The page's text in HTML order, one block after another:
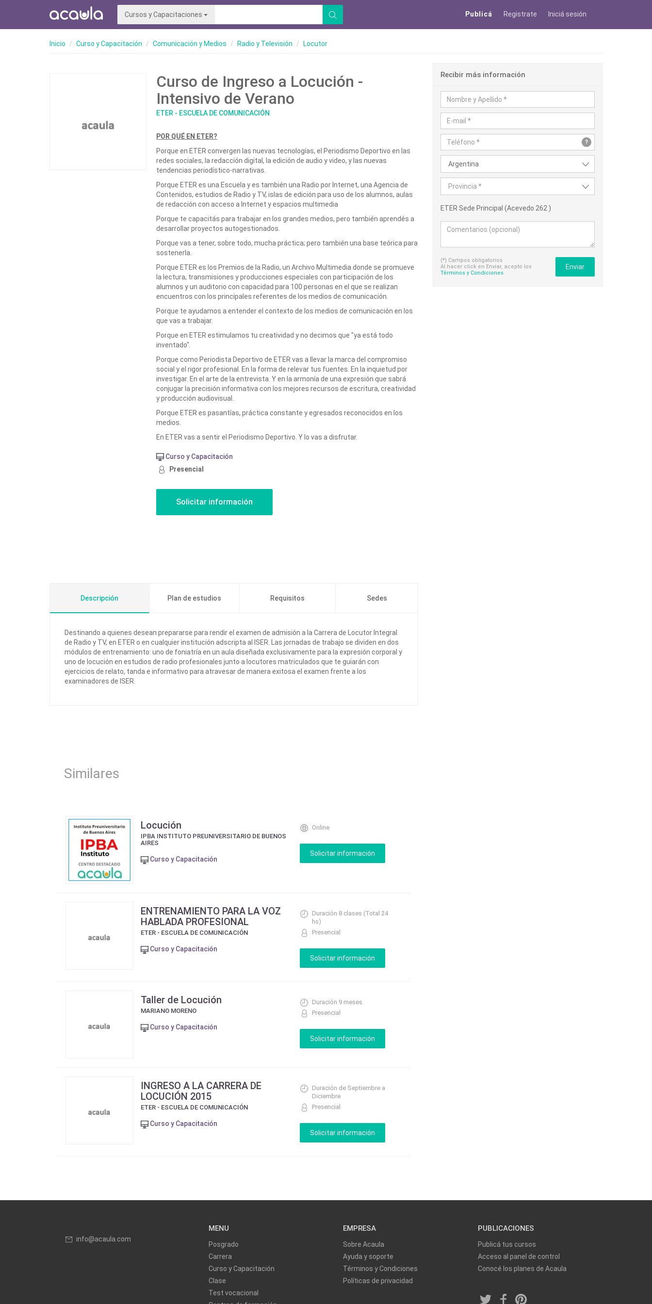
Cursos y Capacitaciones Publicá Registrate Iniciá sesión
Inicio Curso y Capacitación Comunicación y Medios Radio y Televisión Locutor
Curso de Ingreso a Locución -
Intensivo de Verano
ETER - ESCUELA DE COMUNICACIÓN
POR QUÉ EN ETER?
Porque en ETER convergen las nuevas tecnologías, el Periodismo Deportivo en las
redes sociales, la redacción digital, la edición de audio y video, y las nuevas
tendencias periodístico-narrativas.
Porque ETER es una Escuela y es también una Radio por Internet, una Agencia de
Contenidos, estudios de Radio y TV, islas de edición para uso de los alumnos, aulas
de redacción con acceso a Internet y espacios multimedia
Porque te capacitás para trabajar en los grandes medios, pero también aprendés a
desarrollar proyectos autogestionados.
Porque vas a tener, sobre todo, mucha práctica; pero también una base teórica para
sostenerla.
Porque ETER es los Premios de la Radio, un Archivo Multimedia donde se promueve
la lectura, transmisiones y producciones especiales con participación de los
alumnos y un auditorio con capacidad para 100 personas en el que se realizan
encuentros con los principales referentes de los medios de comunicación.
Porque te ayudamos a entender el contexto de los medios de comunicación en los
que vas a trabajar.
Porque en ETER estimulamos tu creatividad y no decimos que "ya está todo
inventado".
Porque como Periodista Deportivo de ETER vas a llevar la marca del compromiso
social y el rigor profesional. En la forma de relevar tus fuentes. En la inquietud por
investigar. En el arte de la entrevista. Y en la armonía de una expresión que sabrá
conjugar la precisión informativa con los mejores recursos de escritura, creatividad
y producción audiovisual.
Porque ETER es pasantías, práctica constante y egresados reconocidos en los
medios.
En ETER vas a sentir el Periodismo Deportivo. Y lo vas a disfrutar.
Curso y Capacitación
Presencial
Recibir más información
?
Argentina
Provincia *
ETER Sede Principal (Acevedo 262 )
(*) Campos obligatorios
Al hacer click en Enviar, acepto los
Términos y Condiciones
Enviar
Descripción Plan de estudios Requisitos Sedes
Destinando a quienes desean prepararse para rendir el examen de admisión a la Carrera de Locutor Integral
de Radio y TV, en ETER o en cualquier institución adscripta al ISER. Las jornadas de trabajo se dividen en dos
módulos de entrenamiento: uno de foniatría en un aula diseñada exclusivamente para la expresión corporal y
uno de locución en estudios de radio profesionales junto a locutores matriculados que te guiarán con
ejercicios de relato, tanda e informativo para atravesar de manera exitosa el examen frente a los
examinadores de ISER.
Similares
Locución
IPBA INSTITUTO PREUNIVERSITARIO DE BUENOS
AIRES
Curso y Capacitación
Online
ENTRENAMIENTO PARA LA VOZ
HABLADA PROFESIONAL
ETER - ESCUELA DE COMUNICACIÓN
Curso y Capacitación
Duración 8 clases (Total 24
hs)
Presencial
Taller de Locución
MARIANO MORENO
Curso y Capacitación
Duración 9 meses
Presencial
INGRESO A LA CARRERA DE
LOCUCIÓN 2015
ETER - ESCUELA DE COMUNICACIÓN
Curso y Capacitación
Duración de Septiembre a
Diciembre
Presencial
info@acaula.com
MENU
Posgrado
Carrera
Curso y Capacitación
Clase
Test vocacional
EMPRESA
Sobre Acaula
Ayuda y soporte
Términos y Condiciones
Políticas de privacidad
PUBLICACIONES
Publicá tus cursos
Acceso al panel de control
Conocé los planes de Acaula